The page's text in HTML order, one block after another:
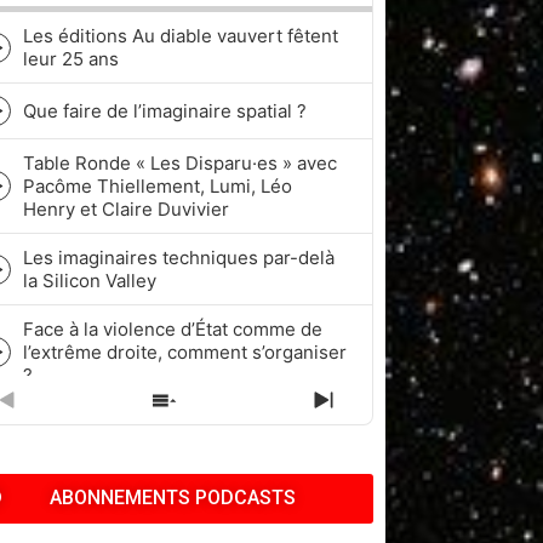
Les éditions Au diable vauvert fêtent
leur 25 ans
Que faire de l’imaginaire spatial ?
play
Table Ronde « Les Disparu·es » avec
Pacôme Thiellement, Lumi, Léo
Henry et Claire Duvivier
icon
Les imaginaires techniques par-delà
la Silicon Valley
Face à la violence d’État comme de
l’extrême droite, comment s’organiser
?
Quel rapport à l’historicité dans les
fiction ?
Pop Culture, Nostalgie et Capitalisme
PREVIOUS
EPISODE
SHOW
EPISODES
NEXT
EPISODE
ABONNEMENTS PODCASTS